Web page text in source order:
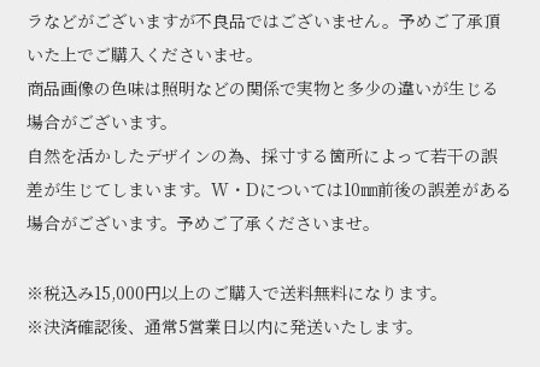
ラなどがございますが不良品ではございません。予めご了承頂
いた上でご購入くださいませ。
商品画像の色味は照明などの関係で実物と多少の違いが生じる
場合がございます。
自然を活かしたデザインの為、採寸する箇所によって若干の誤
差が生じてしまいます。W・Dについては10㎜前後の誤差がある
場合がございます。予めご了承くださいませ。
※税込み15,000円以上のご購入で送料無料になります。
※決済確認後、通常5営業日以内に発送いたします。